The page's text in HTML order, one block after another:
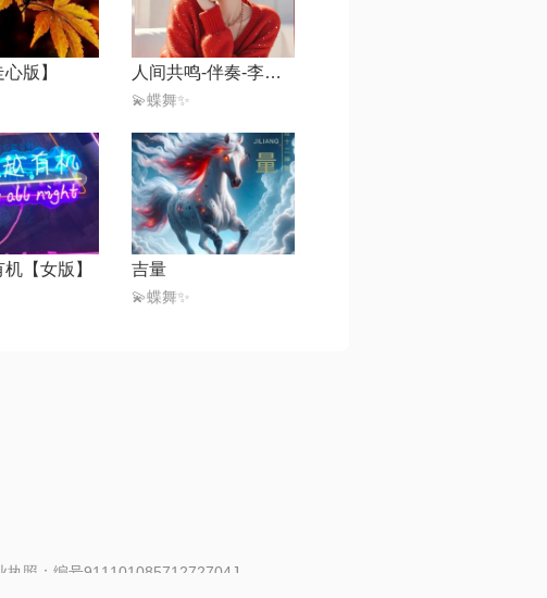
版】 人间共鸣-伴奏-李健【live】
💫蝶舞✨
【女版】 吉量
💫蝶舞✨
执照：编号91110108571272704J